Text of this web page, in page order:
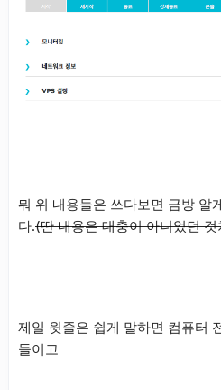
뭐 위 내용들은 쓰다보면 금방 알
다.(딴 내용은 대충이 아니었던
제일 윗줄은 쉽게 말하면 컴퓨터
들이고